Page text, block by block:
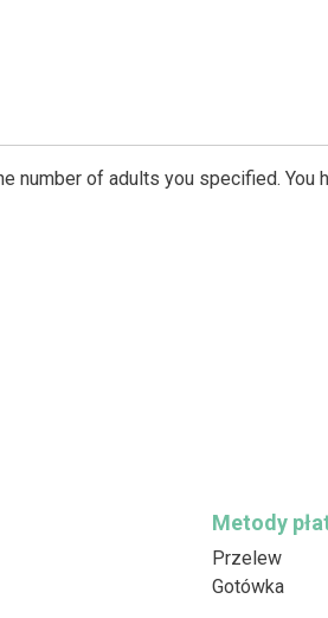
number of adults you specified. You
Metody
Przelew
Gotówka